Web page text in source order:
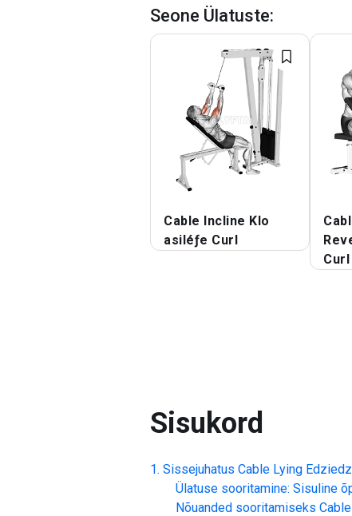
Seone Ülatuste:
Cable Incline Klo
asiléƒe Curl
Curl
Sisukord
Sissejuhatus Cable Lying
Ülatuse sooritamine: Sisuline
Nõuanded sooritamiseks